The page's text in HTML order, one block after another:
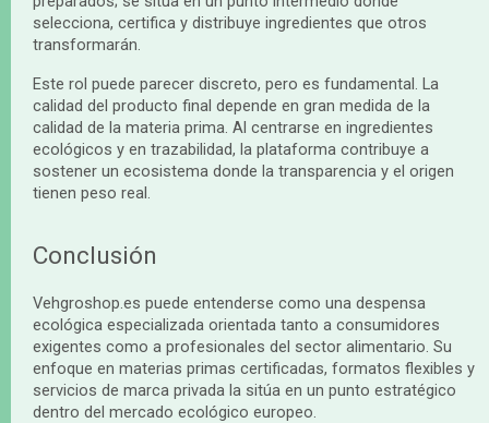
selecciona, certifica y distribuye ingredientes que otros
transformarán.
Este rol puede parecer discreto, pero es fundamental. La
calidad del producto final depende en gran medida de la
calidad de la materia prima. Al centrarse en ingredientes
ecológicos y en trazabilidad, la plataforma contribuye a
sostener un ecosistema donde la transparencia y el origen
tienen peso real.
Conclusión
Vehgroshop.es puede entenderse como una despensa
ecológica especializada orientada tanto a consumidores
exigentes como a profesionales del sector alimentario. Su
enfoque en materias primas certificadas, formatos flexibles y
servicios de marca privada la sitúa en un punto estratégico
dentro del mercado ecológico europeo.